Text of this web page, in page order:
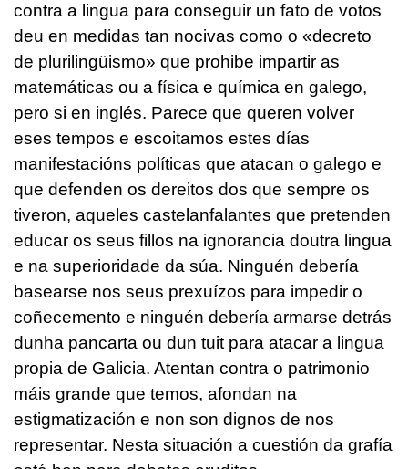
contra a lingua para conseguir un fato de votos
deu en medidas tan nocivas como o «decreto
de plurilingüismo» que prohibe impartir as
matemáticas ou a física e química en galego,
pero si en inglés. Parece que queren volver
eses tempos e escoitamos estes días
manifestacións políticas que atacan o galego e
que defenden os dereitos dos que sempre os
tiveron, aqueles castelanfalantes que pretenden
educar os seus fillos na ignorancia doutra lingua
e na superioridade da súa. Ninguén debería
basearse nos seus prexuízos para impedir o
coñecemento e ninguén debería armarse detrás
dunha pancarta ou dun tuit para atacar a lingua
propia de Galicia. Atentan contra o patrimonio
máis grande que temos, afondan na
estigmatización e non son dignos de nos
representar. Nesta situación a cuestión da grafía